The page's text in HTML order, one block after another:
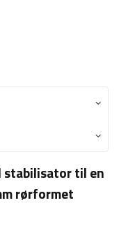
stabilisator til en
rørformet